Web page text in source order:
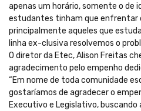
apenas um horário, somente o de
estudantes tinham que enfrentar
principalmente aqueles que
linha ex-clusiva resolvemos o
O diretor da Etec, Alison Freitas
agradecimento pelo empenho
“Em nome de toda comunidade
gostaríamos de agradecer o
Executivo e Legislativo,